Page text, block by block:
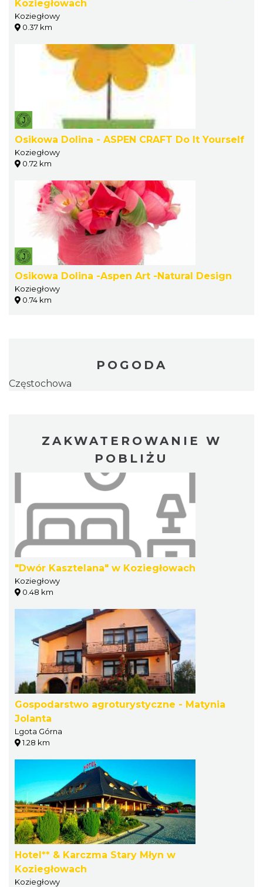
Koziegłowach
Koziegłowy
0.37 km
Osikowa Dolina - ASPEN CRAFT Do It Yourself
Koziegłowy
0.72 km
Osikowa Dolina -Aspen Art -Natural Design
Koziegłowy
0.74 km
POGODA
Częstochowa
ZAKWATEROWANIE W
POBLIŻU
"Dwór Kasztelana" w Koziegłowach
Koziegłowy
0.48 km
Gospodarstwo agroturystyczne - Matynia
Jolanta
Lgota Górna
1.28 km
Hotel** & Karczma Stary Młyn w
Koziegłowach
Koziegłowy